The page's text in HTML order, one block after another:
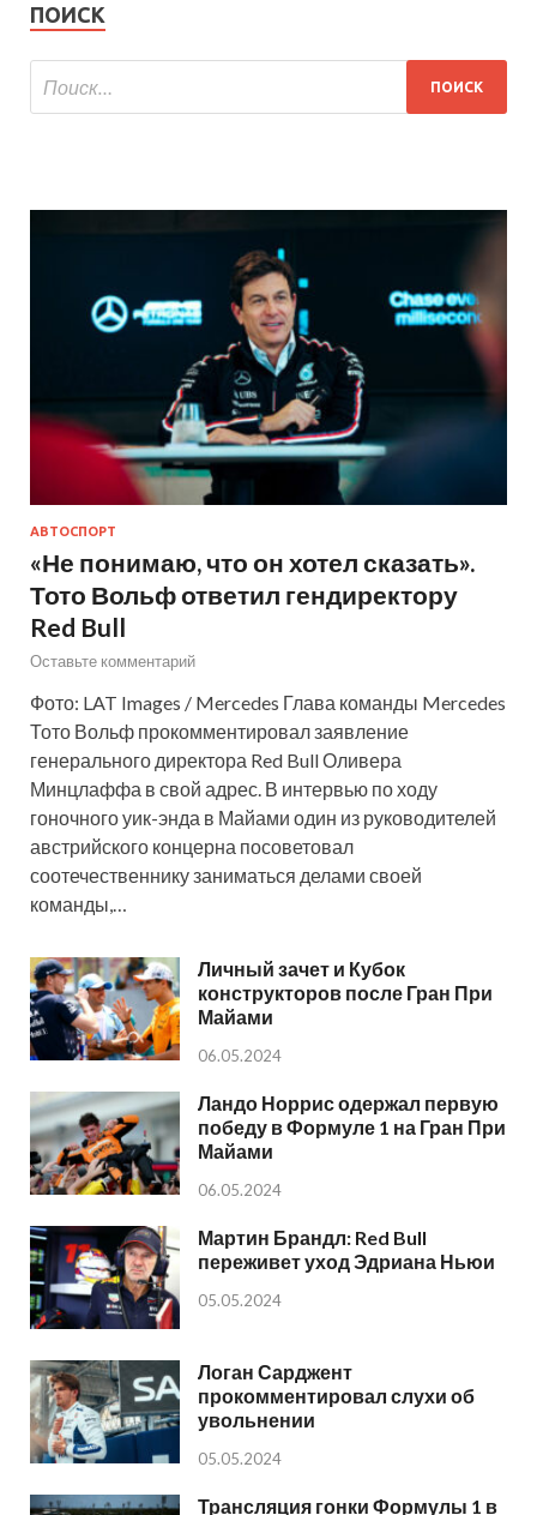
ПОИСК
АВТОСПОРТ
«Не понимаю, что он хотел сказать».
Тото Вольф ответил гендиректору
Red Bull
Оставьте комментарий
Фото: LAT Images / Mercedes Глава команды Mercedes
Тото Вольф прокомментировал заявление
генерального директора Red Bull Оливера
Минцлаффа в свой адрес. В интервью по ходу
гоночного уик-энда в Майами один из руководителей
австрийского концерна посоветовал
соотечественнику заниматься делами своей
команды,…
Личный зачет и Кубок
конструкторов после Гран При
Майами
06.05.2024
Ландо Норрис одержал первую
победу в Формуле 1 на Гран При
Майами
06.05.2024
Мартин Брандл: Red Bull
переживет уход Эдриана Ньюи
05.05.2024
Логан Сарджент
прокомментировал слухи об
увольнении
05.05.2024
Трансляция гонки Формулы 1 в